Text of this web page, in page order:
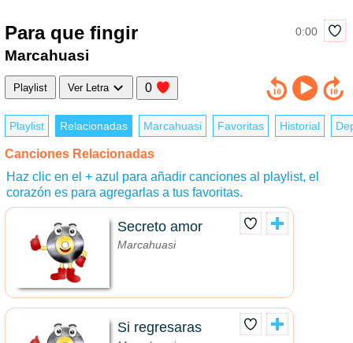
Para que fingir 0:00
Marcahuasi
Playlist Ver Letra 0
Playlist Relacionadas Marcahuasi Favoritas Historial
Canciones Relacionadas
Haz clic en el + azul para añadir canciones al playlist, el
corazón es para agregarlas a tus favoritas.
Secreto amor
Marcahuasi
Si regresaras